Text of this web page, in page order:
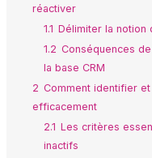
réactiver
1.1 Délimiter la notion
1.2 Conséquences
la base CRM
2 Comment identifier
efficacement
2.1 Les critères
inactifs